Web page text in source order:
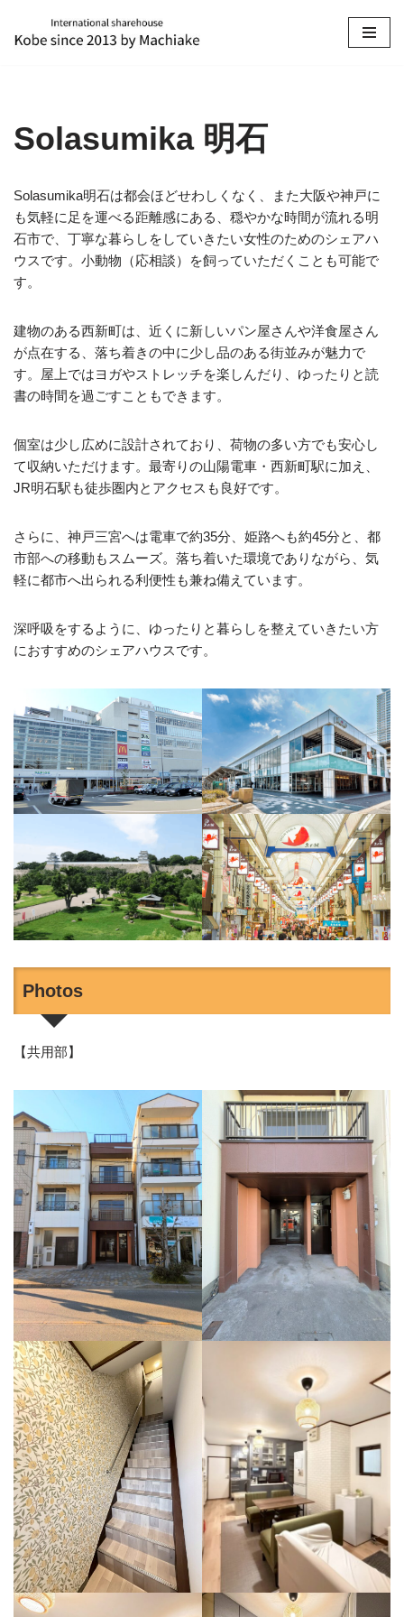
コ
ツ
キ
ッ
プ
Solasumika 明石
Solasumika明石は都会ほどせわしくなく、また大阪や神戸に
も気軽に足を運べる距離感にある、穏やかな時間が流れる明
石市で、丁寧な暮らしをしていきたい女性のためのシェアハ
ウスです。小動物（応相談）を飼っていただくことも可能で
す。
建物のある西新町は、近くに新しいパン屋さんや洋食屋さん
が点在する、落ち着きの中に少し品のある街並みが魅力で
す。屋上ではヨガやストレッチを楽しんだり、ゆったりと読
書の時間を過ごすこともできます。
個室は少し広めに設計されており、荷物の多い方でも安心し
て収納いただけます。最寄りの山陽電車・西新町駅に加え、
JR明石駅も徒歩圏内とアクセスも良好です。
さらに、神戸三宮へは電車で約35分、姫路へも約45分と、都
市部への移動もスムーズ。落ち着いた環境でありながら、気
軽に都市へ出られる利便性も兼ね備えています。
深呼吸をするように、ゆったりと暮らしを整えていきたい方
におすすめのシェアハウスです。
Photos
【共用部】